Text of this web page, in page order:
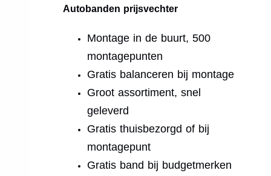
Autobanden prijsvechter
Montage in de buurt, 500
montagepunten
Gratis balanceren bij montage
Groot assortiment, snel
geleverd
Gratis thuisbezorgd of bij
montagepunt
Gratis band bij budgetmerken